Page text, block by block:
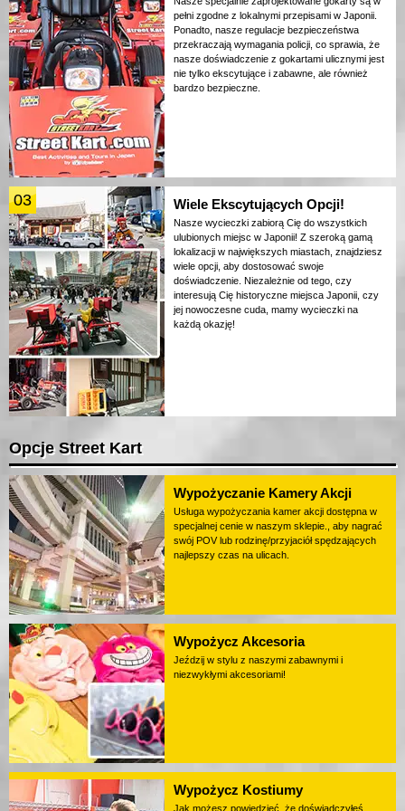
pełni zgodne z lokalnymi przepisami w Japonii.
Ponadto, nasze regulacje bezpieczeństwa
przekraczają wymagania policji, co sprawia, że
nasze doświadczenie z gokartami ulicznymi jest
nie tylko ekscytujące i zabawne, ale również
bardzo bezpieczne.
03 Wiele Ekscytujących Opcji!
Nasze wycieczki zabiorą Cię do wszystkich
ulubionych miejsc w Japonii! Z szeroką gamą
lokalizacji w największych miastach, znajdziesz
wiele opcji, aby dostosować swoje
doświadczenie. Niezależnie od tego, czy
interesują Cię historyczne miejsca Japonii, czy
jej nowoczesne cuda, mamy wycieczki na
każdą okazję!
Opcje Street Kart
Wypożyczanie Kamery Akcji
Usługa wypożyczania kamer akcji dostępna w
specjalnej cenie w naszym sklepie., aby nagrać
swój POV lub rodzinę/przyjaciół spędzających
najlepszy czas na ulicach.
Wypożycz Akcesoria
Jeździj w stylu z naszymi zabawnymi i
niezwykłymi akcesoriami!
Wypożycz Kostiumy
Jak możesz powiedzieć, że doświadczyłeś